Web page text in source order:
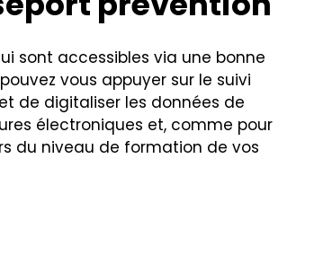
sont accessibles via une bonne
vous appuyer sur le suivi
de digitaliser les données de
électroniques et, comme pour
du niveau de formation de vos